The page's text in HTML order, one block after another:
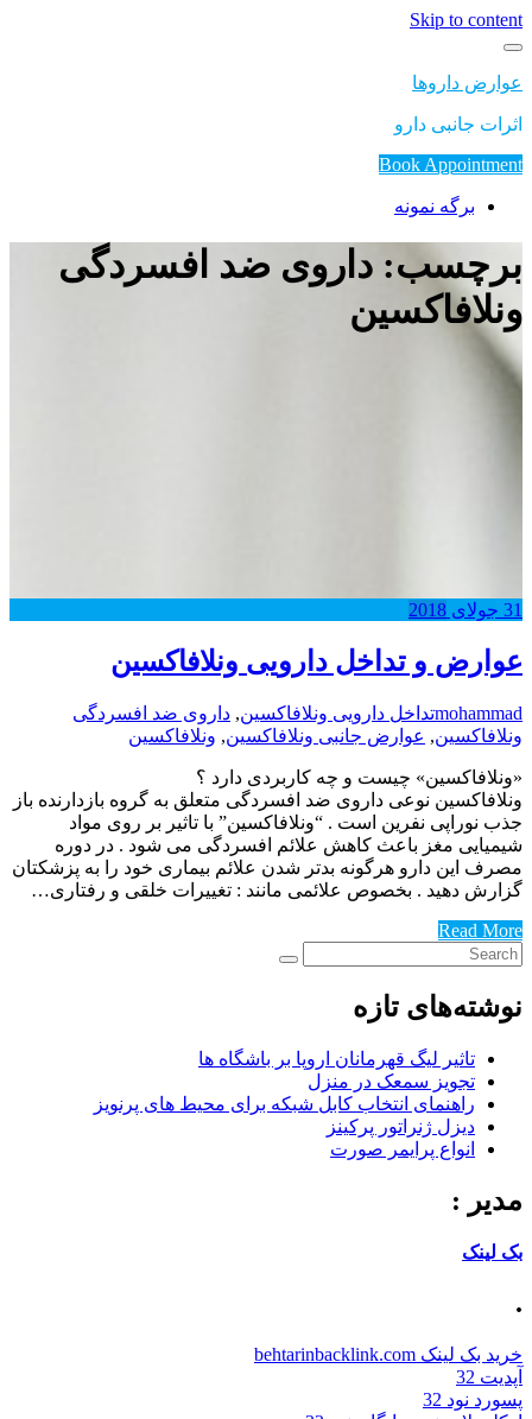
Skip to content
عوارض داروها
اثرات جانبی دارو
Book Appointment
برگه نمونه
برچسب: داروی ضد افسردگی
ونلافاکسین
31 جولای 2018
عوارض و تداخل دارویی ونلافاکسین
mohammadتداخل دارویی ونلافاکسین, داروی ضد افسردگی
ونلافاکسین, عوارض جانبی ونلافاکسین, ونلافاکسین
«ونلافاکسین» چیست و چه کاربردی دارد ؟
ونلافاکسین نوعی داروی ضد افسردگی متعلق به گروه بازدارنده باز
جذب نوراپی نفرین است . “ونلافاکسین” با تاثیر بر روی مواد
شیمیایی مغز باعث کاهش علائم افسردگی می شود . در دوره
مصرف این دارو هرگونه بدتر شدن علائم بیماری خود را به پزشکتان
گزارش دهید . بخصوص علائمی مانند : تغییرات خلقی و رفتاری…
Read More
نوشته‌های تازه
تاثیر لیگ قهرمانان اروپا بر باشگاه ها
تجویز سمعک در منزل
راهنمای انتخاب کابل شبکه برای محیط های پرنویز
دیزل ژنراتور پرکینز
انواع پرایمر صورت
مدیر :
بک لینک
.
خرید بک لینک behtarinbacklink.com
آپدیت 32
پسورد نود 32